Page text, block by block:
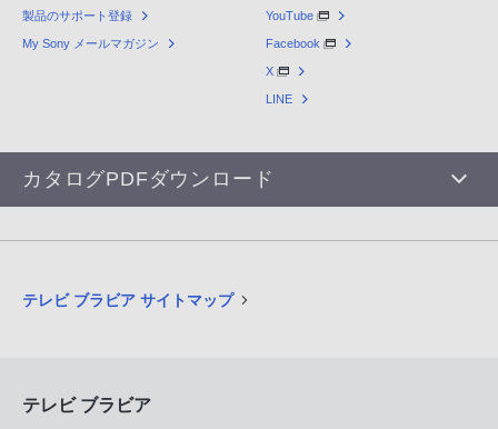
製品のサポート登録
My Sony メールマガジン
YouTube
Facebook
X
LINE
カタログPDFダウンロード
テレビ ブラビア サイトマップ
テレビ ブラビア